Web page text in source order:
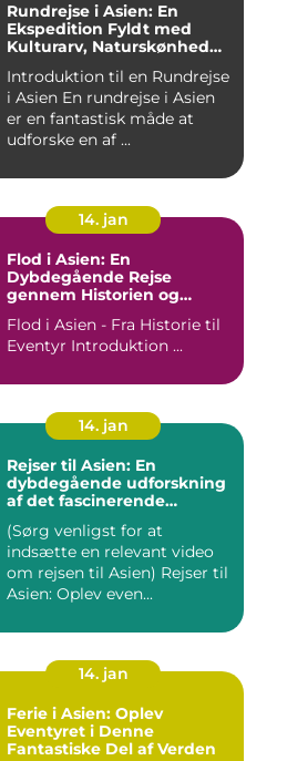
Rundrejse i Asien: En
Ekspedition Fyldt med
Kulturarv, Naturskønhed
Introduktion til en Rundrejse
i Asien En rundrejse i Asien
er en fantastisk måde at
udforske en af ...
14. jan
Flod i Asien: En
Dybdegående Rejse
gennem Historien og
Flod i Asien - Fra Historie til
Eventyr Introduktion ...
14. jan
Rejser til Asien: En
dybdegående udforskning
af det fascinerende
(Sørg venligst for at
indsætte en relevant video
om rejsen til Asien) Rejser til
Asien: Oplev even...
14. jan
Ferie i Asien: Oplev
Eventyret i Denne
Fantastiske Del af Verden